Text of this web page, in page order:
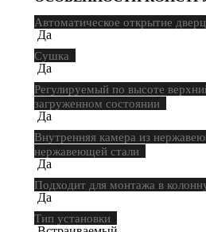
Автоматическое открытие
Да
Сушка
Да
Регулируемый по высоте
загруженном состоянии
Да
Внутренняя камера из
нержавеющей стали
Да
Подходит для монтажа в
Да
Тип установки